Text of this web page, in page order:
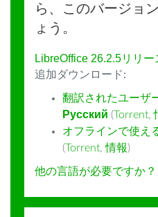
ら、このバージョ
ょう。
LibreOffice 26.2.5リリー
追加ダウンロード:
翻訳されたユーザ
Русский (Torrent,
オフラインで使え
(Torrent,情報)
他の言語が必要ですか？